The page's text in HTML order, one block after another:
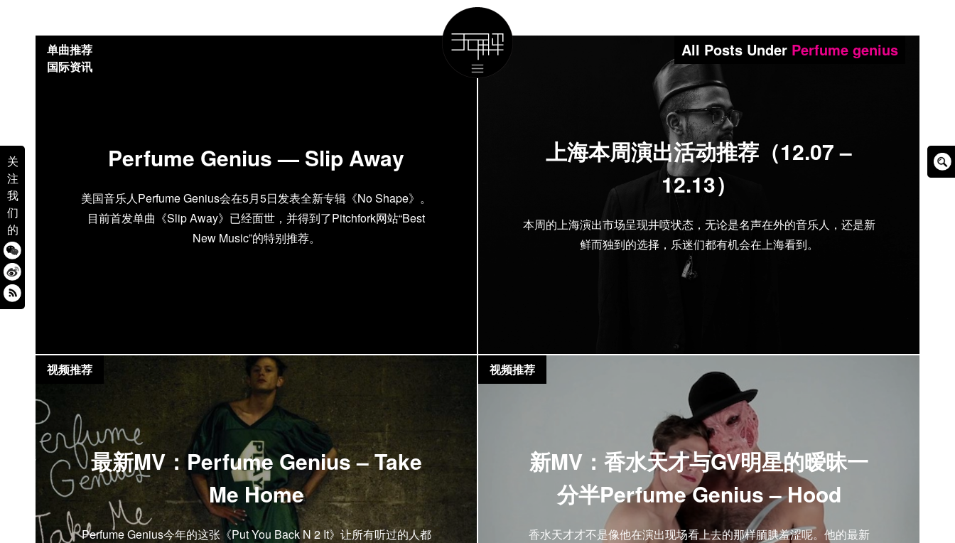
关
注
我
们
的
All Posts Under Perfume genius
Perfume Genius — Slip Away
美国音乐人Perfume Genius会在5月5日发表全新专辑《No Shape》。
目前首发单曲《Slip Away》已经面世，并得到了Pitchfork网站“Best
New Music”的特别推荐。
单曲推荐
国际资讯
上海本周演出活动推荐（12.07 –
12.13）
本周的上海演出市场呈现井喷状态，无论是名声在外的音乐人，还是新
鲜而独到的选择，乐迷们都有机会在上海看到。
最新MV：Perfume Genius – Take
Me Home
Perfume Genius今年的这张《Put You Back N 2 It》让所有听过的人都
视频推荐
新MV：香水天才与GV明星的暧昧一
分半Perfume Genius – Hood
香水天才才不是像他在演出现场看上去的那样腼腆羞涩呢。他的最新
视频推荐